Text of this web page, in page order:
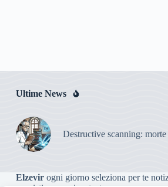
Ultime News
Destructive scanning:
Elzevirogni giorno seleziona per te